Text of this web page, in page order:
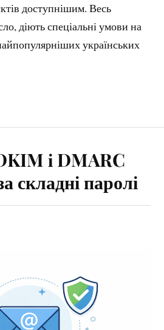
доступнішим. Весь
діють спеціальні умови на
українських
і DMARC
складні паролі